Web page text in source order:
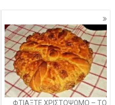
ΦΤΙΑΞΤΕ ΧΡΙΣΤΟΨΩΜΟ – ΤΟ